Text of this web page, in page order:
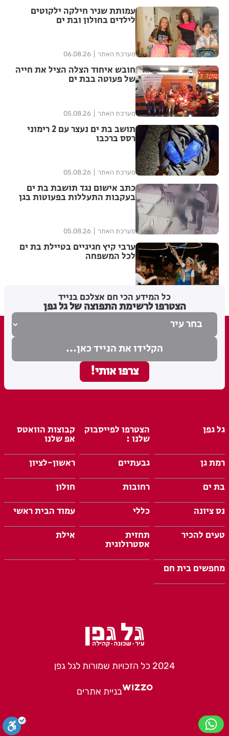
עמותת שניר חילקה ילקוטים
לילדים בחולון ובת ים
מערכת האתר 06.08.26
חובש איחוד הצלה הציל את חייה
של פעוטה בבת ים
מערכת האתר 05.08.26
תושב בת ים נעצר עם 2 רימוני
רסס ברכבו
מערכת האתר 05.08.26
כתב אישום נגד תושבת בת ים
בעקבות התעללות בפעוטות בגן
מערכת האתר 05.08.26
ערבי קיץ חגיגיים בטיילת בת ים
לכל המשפחה
כל המידע הכי חם אצלכם בנייד
הצטרפו לרשימת התפוצה של גל גפן
גל גפן הצטרפו לפייסבוק
שלנו :
קבוצות הוואטס
אפ שלנו
רמת גן
גבעתיים
ראשון-לציון
בת ים
רחובות
חולון
נס ציונה
כללי
עמוד הבית ראשי
טעים להכיר
תחזית
אסטרולוגית
אילת
מחפשים בית חם
2024 כל הזכויות שמורות לגל גפן
בניית אתרים